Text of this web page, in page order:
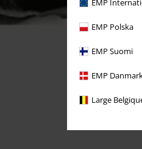
EMP
EMP Polska
EMP Suomi
EMP
Large